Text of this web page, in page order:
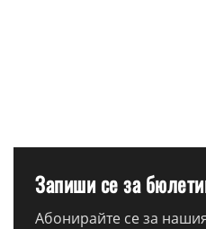
Запиши се за
Абонирайте се за